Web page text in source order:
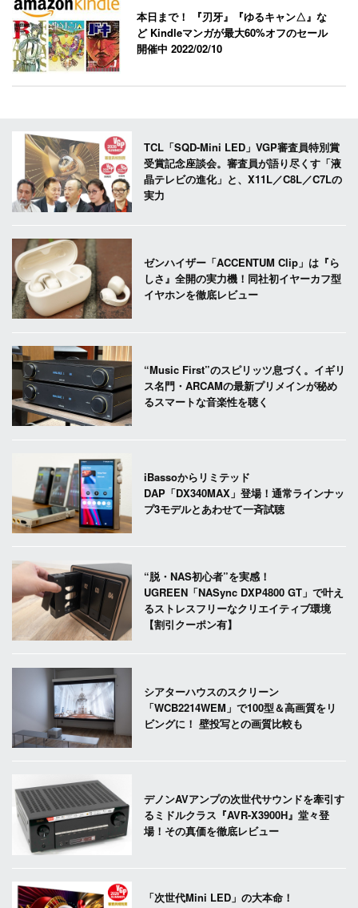
本日まで！ 『刃牙』『ゆるキャン△』な
ど Kindleマンガが最大60%オフのセール
開催中2022/02/10
TCL「SQD-Mini LED」VGP審査員特別賞
受賞記念座談会。審査員が語り尽くす「液
晶テレビの進化」と、X11L／C8L／C7Lの
実力
ゼンハイザー「ACCENTUM Clip」は『ら
しさ』全開の実力機！同社初イヤーカフ型
イヤホンを徹底レビュー
“Music First”のスピリッツ息づく。イギリ
ス名門・ARCAMの最新プリメインが秘め
るスマートな音楽性を聴く
iBassoからリミテッド
DAP「DX340MAX」登場！通常ラインナッ
プ3モデルとあわせて一斉試聴
“脱・NAS初心者”を実感！
UGREEN「NASync DXP4800 GT」で叶え
るストレスフリーなクリエイティブ環境
【割引クーポン有】
シアターハウスのスクリーン
「WCB2214WEM」で100型＆高画質をリ
ビングに！ 壁投写との画質比較も
デノンAVアンプの次世代サウンドを牽引す
るミドルクラス『AVR-X3900H』堂々登
場！その真価を徹底レビュー
「次世代Mini LED」の大本命！